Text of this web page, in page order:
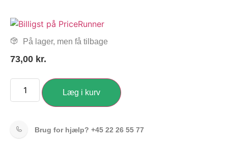
På lager, men få tilbage
73,00 kr.
Læg i kurv
Brug for hjælp? +45 22 26 55 77